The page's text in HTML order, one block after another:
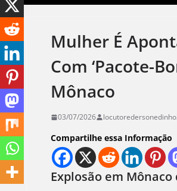
Mulher É
Com ‘pacote-
Mônaco
03/07/2026
Compartilhe essa Informação
Explosão em